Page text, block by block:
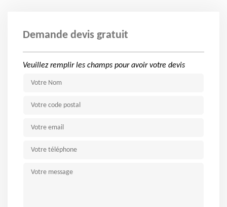
Demande devis gratuit
Veuillez remplir les champs pour avoir votre devis